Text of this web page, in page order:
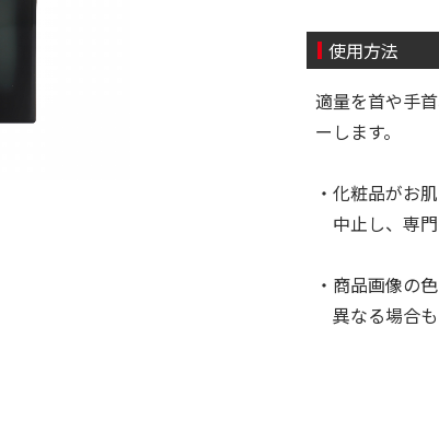
使用方法
適量を首や手
ーします。
・化粧品がお
中止し、専門
・商品画像の
異なる場合も